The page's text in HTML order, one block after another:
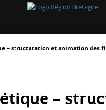
– structuration et animation des
–